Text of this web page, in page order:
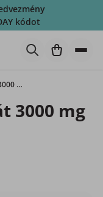
kódot
Kreatin-monohidrát 3000 mg – alma
3000 mg